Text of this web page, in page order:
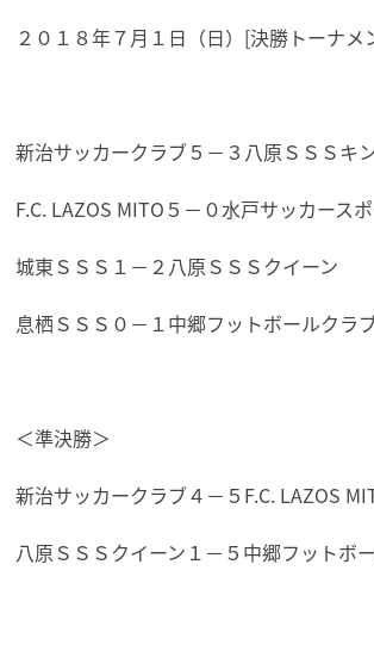
２０１８年７月１日（日）[決勝トーナメ
新治サッカークラブ５－３八原ＳＳＳキ
F.C. LAZOS MITO５－０水戸サッカース
城東ＳＳＳ１－２八原ＳＳＳクイーン
息栖ＳＳＳ０－１中郷フットボールクラ
＜準決勝＞
新治サッカークラブ４－５F.C. LAZOS
八原ＳＳＳクイーン１－５中郷フットボ